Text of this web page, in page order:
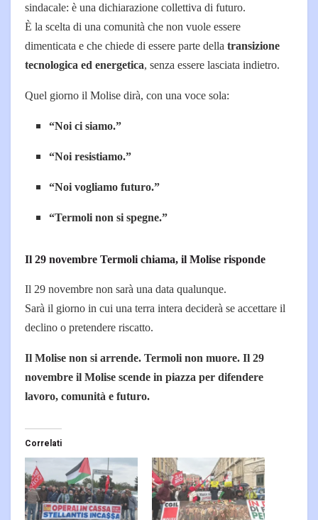
sindacale: è una dichiarazione collettiva di futuro.
È la scelta di una comunità che non vuole essere
dimenticata e che chiede di essere parte della transizione
tecnologica ed energetica, senza essere lasciata indietro.
Quel giorno il Molise dirà, con una voce sola:
“Noi ci siamo.”
“Noi resistiamo.”
“Noi vogliamo futuro.”
“Termoli non si spegne.”
Il 29 novembre Termoli chiama, il Molise risponde
Il 29 novembre non sarà una data qualunque.
Sarà il giorno in cui una terra intera deciderà se accettare il
declino o pretendere riscatto.
Il Molise non si arrende. Termoli non muore. Il 29
novembre il Molise scende in piazza per difendere
lavoro, comunità e futuro.
Correlati